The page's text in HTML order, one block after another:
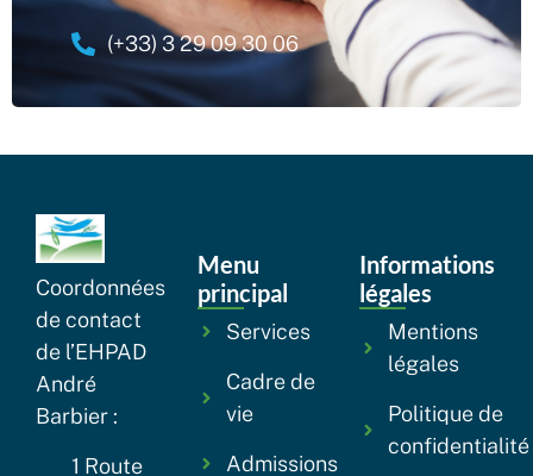
(+33) 3 29 09 30 06
Coordonnées
de contact
de l’EHPAD
André
Barbier :
1 Route
Menu
principal
Services
Cadre de
vie
Admissions
Informations
légales
Mentions
légales
Politique de
confidentialité